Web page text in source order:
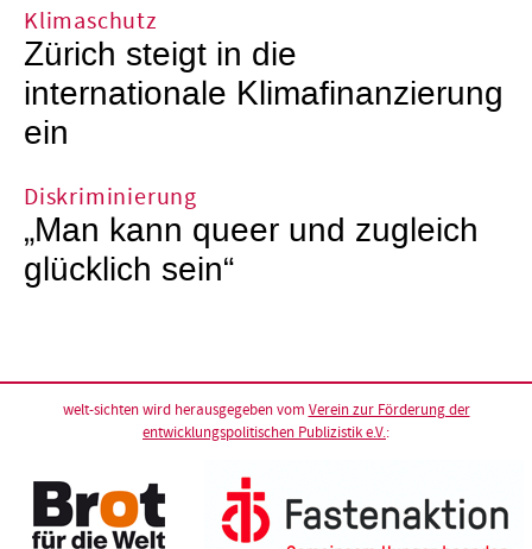
Klimaschutz
Zürich steigt in die
internationale Klimafinanzierung
ein
Diskriminierung
„Man kann queer und zugleich
glücklich sein“
welt-sichten wird herausgegeben vom Verein zur Förderung der
entwicklungspolitischen Publizistik e.V.: